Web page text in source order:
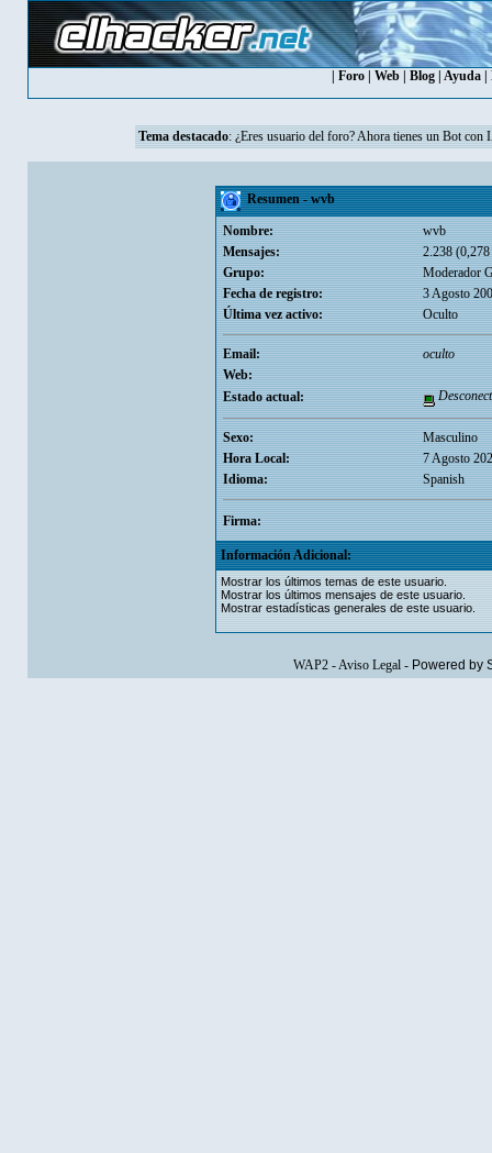
Foro| Web| Blog| Ayuda|
Tema destacado: ¿Eres usuario del foro? Ahora tienes un Bot con
Resumen - wvb
Nombre:
wvb
Mensajes:
2.238
Grupo:
Moderador
Fecha de registro:
3 Agosto
Última vez activo:
Oculto
Email:
oculto
Web:
Estado actual:
Sexo:
Masculino
Hora Local:
7 Agosto
Idioma:
Spanish
Firma:
Información Adicional:
Mostrar los últimos temas de este usuario.
Mostrar los últimos mensajes de este usuario.
Mostrar estadísticas generales de este usuario.
WAP2-Aviso Legal- Powered by